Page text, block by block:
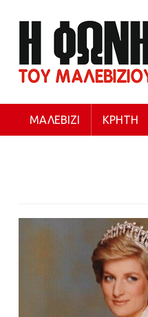
ΜΑΛΕΒΊΖΙ ΚΡΉΤΗ